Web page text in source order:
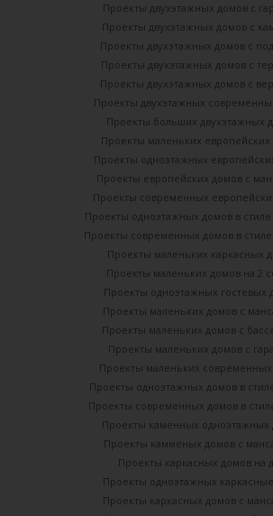
Проекты двухэтажных домов с
Проекты двухэтажных домов с
Проекты двухэтажных домов с
Проекты двухэтажных домов с
Проекты двухэтажных домов с
Проекты двухэтажных
Проекты больших двухэтажных
Проекты маленьких европейских
Проекты одноэтажных
Проекты европейских домов с
Проекты современных
Проекты одноэтажных домов в
Проекты современных домов в
Проекты маленьких каркасных
Проекты маленьких домов на 2
Проекты одноэтажных гостевых
Проекты маленьких домов с
Проекты маленьких домов с
Проекты маленьких домов с
Проекты маленьких
Проекты одноэтажных домов в
Проекты современных домов в
Проекты каменных одноэтажных
Проекты камменых домов с
Проекты каркасных домов на
Проекты одноэтажных
Проекты каркасных домов с